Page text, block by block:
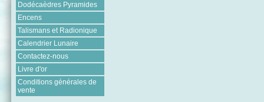
Dodécaèdres Pyramides
Encens
Talismans et Radionique
Calendrier Lunaire
Contactez-nous
Livre d'or
Conditions générales de
vente